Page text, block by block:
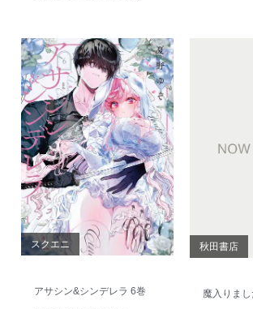
スクエニ
アサシン&シンデレラ 6巻
秋田書店
魔入りま